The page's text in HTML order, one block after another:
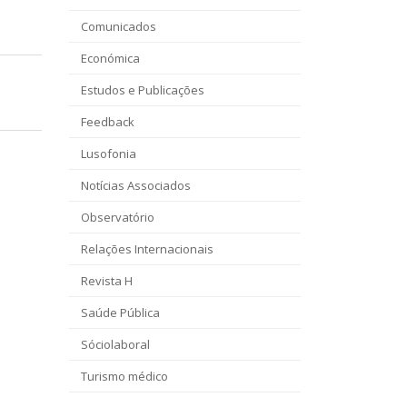
Comunicados
Económica
Estudos e Publicações
Feedback
Lusofonia
Notícias Associados
Observatório
Relações Internacionais
Revista H
Saúde Pública
Sóciolaboral
Turismo médico